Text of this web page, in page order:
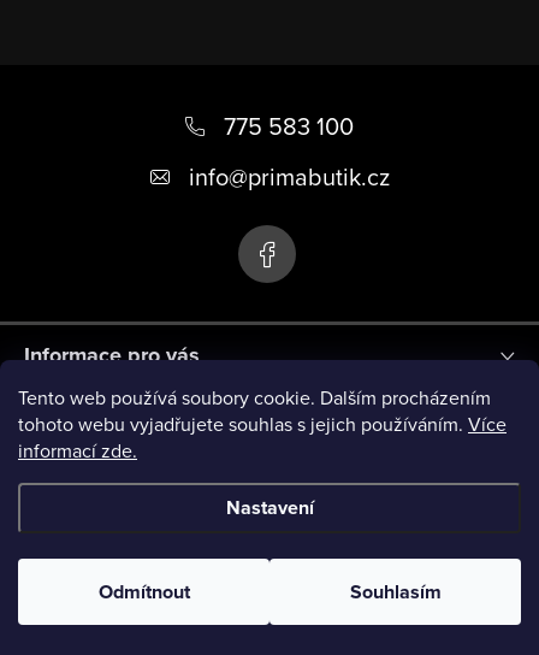
Tento web používá soubory cookie. Dalším procházením
tohoto webu vyjadřujete souhlas s jejich používáním. Více
informací zde.
Nastavení
Odmítnout Souhlasím
775 583 100
info@primabutik.cz
Informace pro vás
Blog
Novinky
Copyright 2026PRIMA BUTIK. Všechna práva vyhrazena.